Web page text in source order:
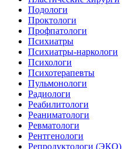
Подологи
Проктологи
Профпатологи
Психиатры
Психиатры-наркологи
Психологи
Психотерапевты
Пульмонологи
Радиологи
Реабилитологи
Реаниматологи
Ревматологи
Рентгенологи
Репродуктологи (ЭКО)